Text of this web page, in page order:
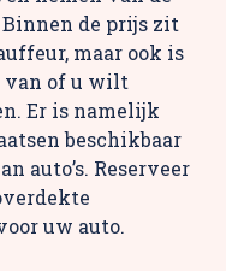
de prijs zit
maar ook is
van of u wilt
Er is namelijk
beschikbaar
auto’s. Reserveer
uw auto.